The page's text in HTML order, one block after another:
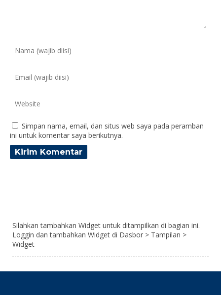
Simpan nama, email, dan situs web saya pada peramban
ini untuk komentar saya berikutnya.
Silahkan tambahkan Widget untuk ditampilkan di bagian ini.
Loggin dan tambahkan Widget di Dasbor > Tampilan >
Widget